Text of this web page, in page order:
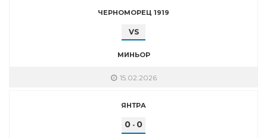
ЧЕРНОМОРЕЦ 1919
VS
МИНЬОР
15.02.2026
ЯНТРА
0 - 0